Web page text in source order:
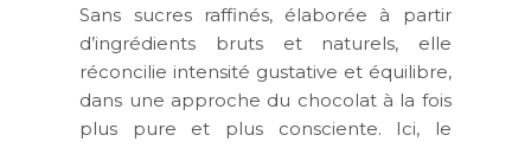
Sans sucres raffinés, élaborée à partir
d’ingrédients bruts et naturels, elle
réconcilie intensité gustative et équilibre,
dans une approche du chocolat à la fois
plus pure et plus consciente. Ici, le